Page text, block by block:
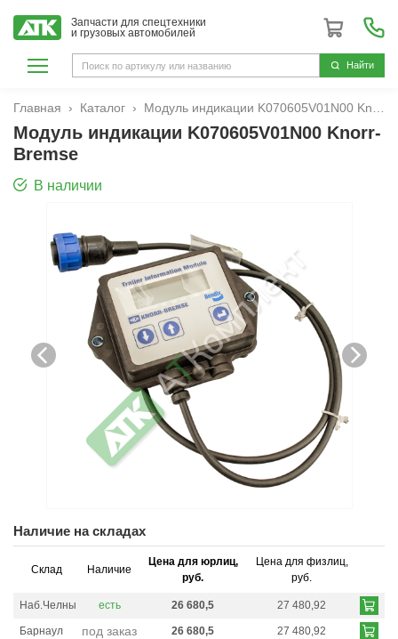
Запчасти для спецтехники
и грузовых автомобилей
Hайти
Главная Каталог Модуль индикации K070605V01N00 Knorr-Bremse
Модуль индикации K070605V01N00 Knorr-
Bremse
В наличии
Наличие на складах
Склад Наличие
Цена для юрлиц,
руб.
Цена для физлиц,
руб.
Наб.Челны есть 26 680,5 27 480,92
Барнаул под заказ 26 680,5 27 480,92